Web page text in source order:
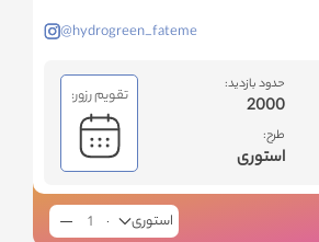
@hydrogreen_fateme
حدود بازدید:
2000
طرح:
استوری
تقویم رزور:
استوری